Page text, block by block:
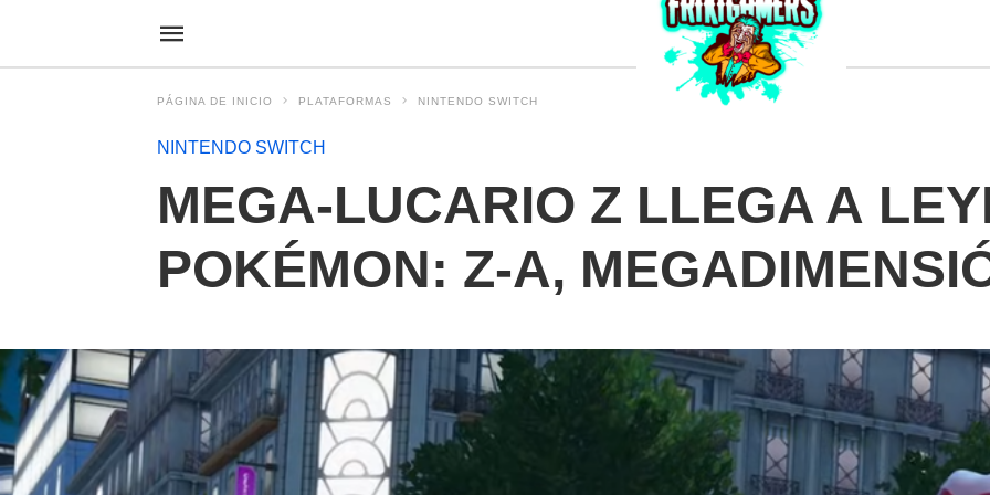
PÁGINA DE INICIO PLATAFORMAS NINTENDO SWITCH
NINTENDO SWITCH
MEGA-LUCARIO Z LLEGA A
POKÉMON: Z-A,